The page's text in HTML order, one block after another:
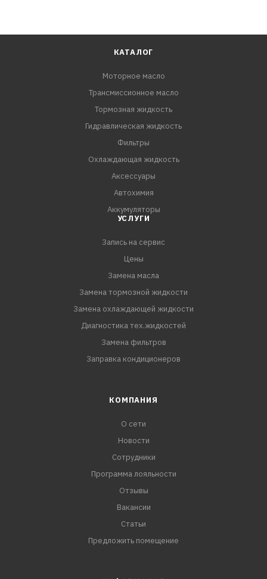
КАТАЛОГ
Моторное масло
Трансмиссионное масло
Тормозная жидкость
Гидравлическая жидкость
Фильтры
Охлаждающая жидкость
Аксессуары
Автохимия
Аккумуляторы
УСЛУГИ
Запись на сервис
Цены
Замена масла
Замена тормозной жидкости
Замена охлаждающей жидкости
Диагностика тех.жидкостей
Замена фильтров
Заправка кондиционеров
КОМПАНИЯ
О сети
Новости
Сотрудники
Программа лояльности
Отзывы
Вакансии
Статьи
Предложить помещение